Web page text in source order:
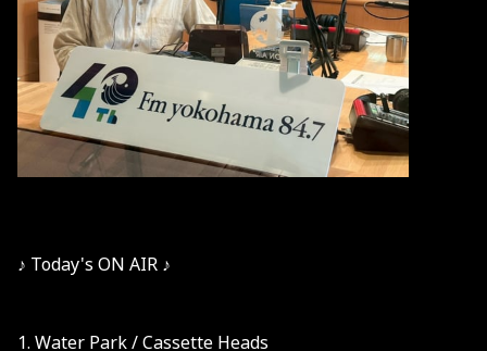
♪ Today's ON AIR ♪
1. Water Park / Cassette Heads